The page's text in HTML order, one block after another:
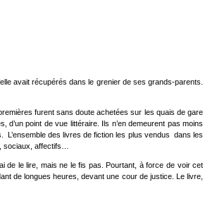
avait récupérés dans le grenier de ses grands-parents.
furent sans doute achetées sur les quais de gare
point de vue littéraire. Ils n’en demeurent pas moins
L’ensemble des livres de fiction les plus vendus dans les
sociaux, affectifs…
de le lire, mais ne le fis pas. Pourtant, à force de voir cet
de longues heures, devant une cour de justice. Le livre,